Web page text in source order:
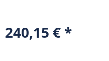
240,15 € *